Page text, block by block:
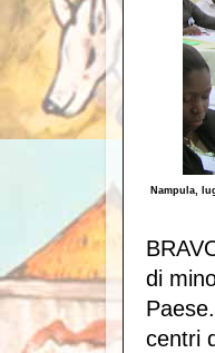
Nampula,
di
centri